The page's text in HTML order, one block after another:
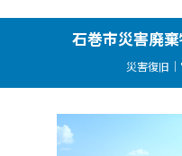
石巻市災害廃
災害復旧